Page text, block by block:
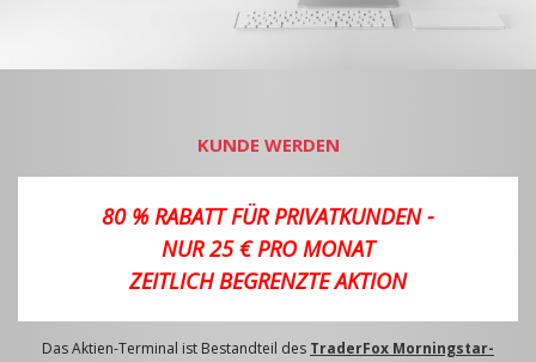
KUNDE WERDEN
80 % RABATT FÜR PRIVATKUNDEN -
NUR 25 € PRO MONAT
ZEITLICH BEGRENZTE AKTION
Das Aktien-Terminal ist Bestandteil des TraderFox Morningstar-